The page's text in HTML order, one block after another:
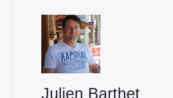
Julien Barthet